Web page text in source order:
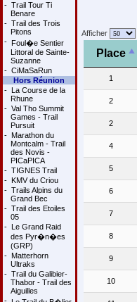
- Trail Tour Ti
Benare
- Trail des Trois
Pitons
- Foul�e Sentier
Littoral de Sainte-
Suzanne
- CiMaSaRun
Hors Réunion
- La Course de la
Rhune
- Val Tho Summit
Games - Trail
Pursuit
- Marathon du
Montcalm - Trail
des Novis -
PICaPICA
- TIGNES Trail
- KMV du Criou
- Trails Alpins du
Grand Bec
- Trail des Etoiles
05
- Le Grand Raid
des Pyr�n�es
(GRP)
- Matterhorn
Ultraks
- Trail du Galibier-
Thabor - Trail des
Aiguilles
Afficher
Place
1
2
2
4
5
6
7
8
9
10